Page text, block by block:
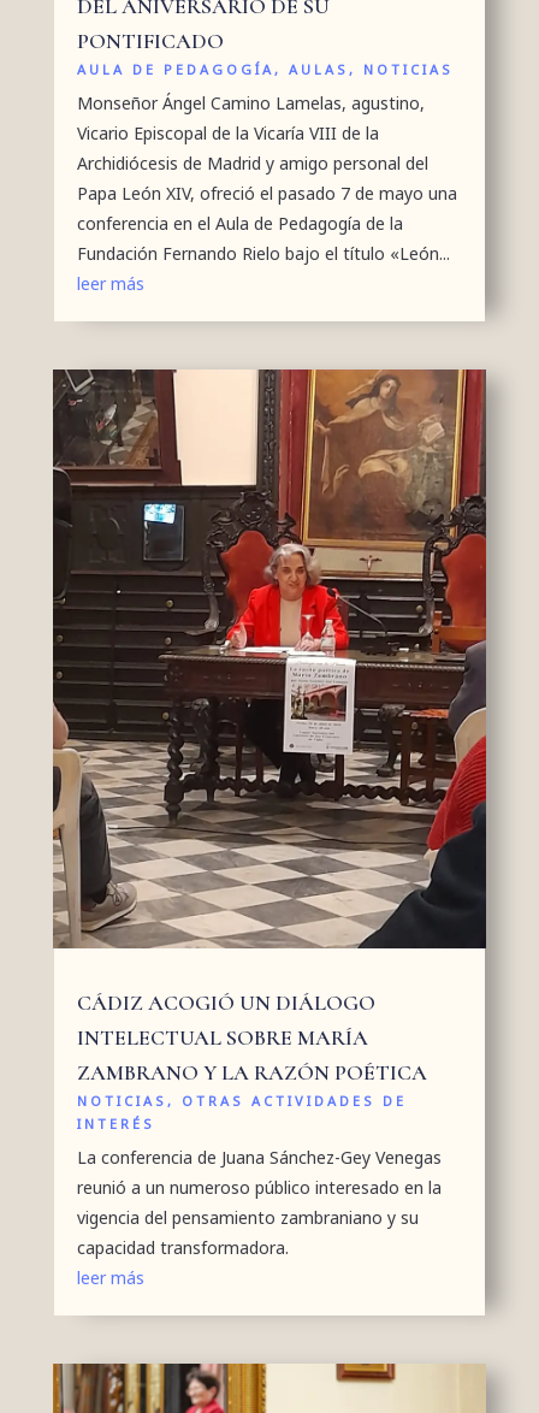
DEL ANIVERSARIO DE SU
PONTIFICADO
AULA DE PEDAGOGÍA, AULAS, NOTICIAS
Monseñor Ángel Camino Lamelas, agustino,
Vicario Episcopal de la Vicaría VIII de la
Archidiócesis de Madrid y amigo personal del
Papa León XIV, ofreció el pasado 7 de mayo una
conferencia en el Aula de Pedagogía de la
Fundación Fernando Rielo bajo el título «León...
leer más
CÁDIZ ACOGIÓ UN DIÁLOGO
INTELECTUAL SOBRE MARÍA
ZAMBRANO Y LA RAZÓN POÉTICA
NOTICIAS, OTRAS ACTIVIDADES DE
INTERÉS
La conferencia de Juana Sánchez-Gey Venegas
reunió a un numeroso público interesado en la
vigencia del pensamiento zambraniano y su
capacidad transformadora.
leer más